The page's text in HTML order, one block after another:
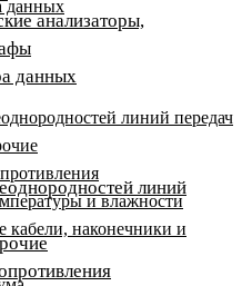
данных
линий передач
и влажности
кабели, наконечники и
анализаторы,
данных
линий